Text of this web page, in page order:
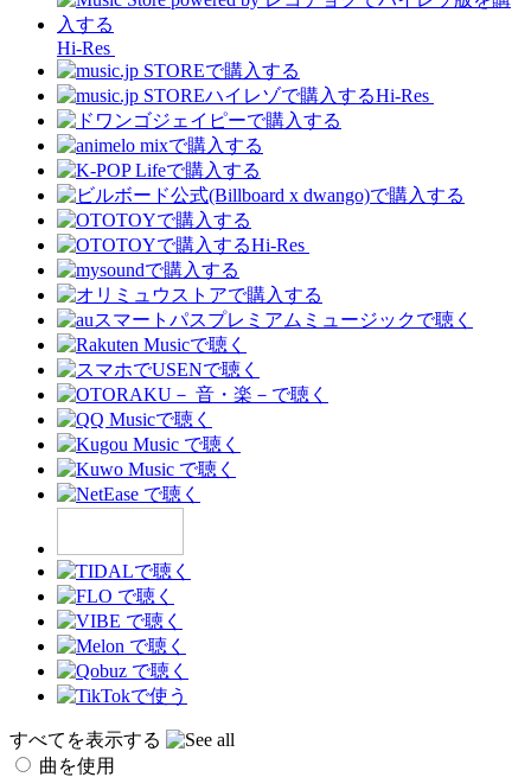
Hi-Res
Hi-Res
Hi-Res
すべてを表示する
曲を使用